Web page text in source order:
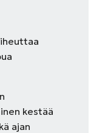
kestää
ajan